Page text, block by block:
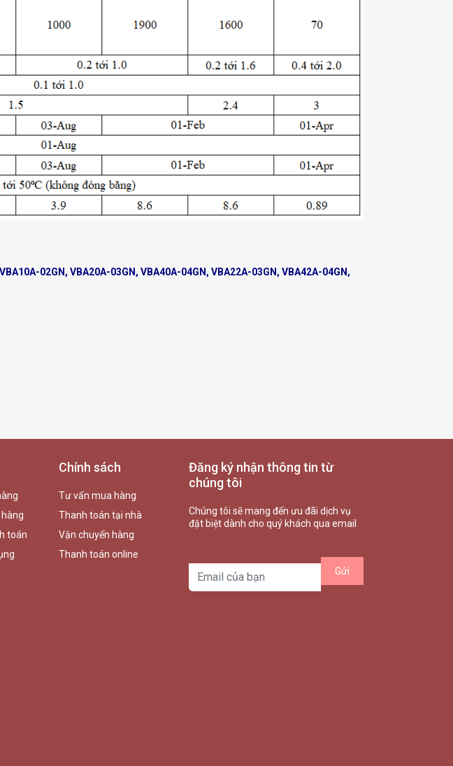
02GN, VBA20A-03GN, VBA40A-04GN, VBA22A-03GN, VBA42A-04GN,
toán
Chính sách
Tư vấn mua hàng
Thanh toán tại nhà
Vận chuyển hàng
Thanh toán online
Đăng ký nhận thông tin từ
chúng tôi
Chúng tôi sẽ mang đến ưu đãi dịch vụ
đặt biệt dành cho quý khách qua email